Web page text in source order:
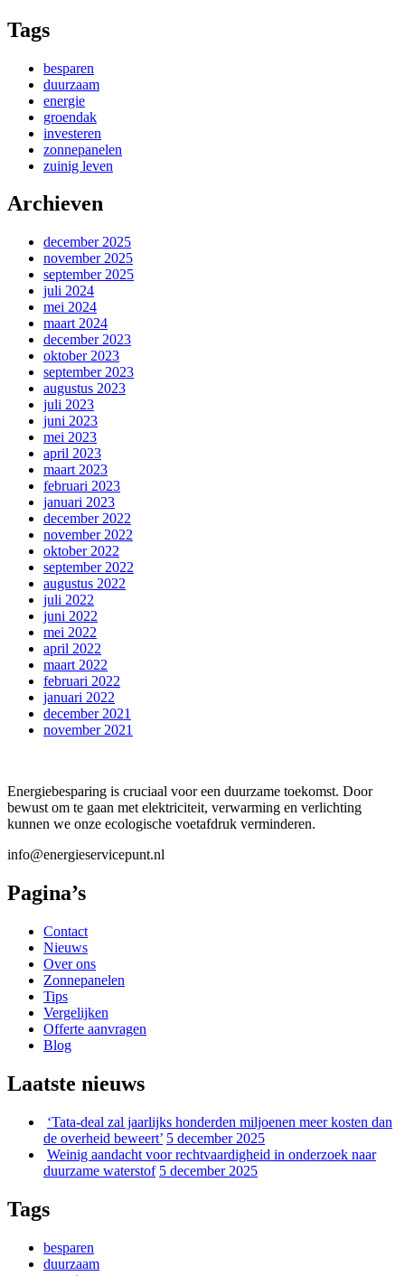
Tags
besparen
duurzaam
energie
groendak
investeren
zonnepanelen
zuinig leven
Archieven
december 2025
november 2025
september 2025
juli 2024
mei 2024
maart 2024
december 2023
oktober 2023
september 2023
augustus 2023
juli 2023
juni 2023
mei 2023
april 2023
maart 2023
februari 2023
januari 2023
december 2022
november 2022
oktober 2022
september 2022
augustus 2022
juli 2022
juni 2022
mei 2022
april 2022
maart 2022
februari 2022
januari 2022
december 2021
november 2021
Energiebesparing is cruciaal voor een duurzame toekomst. Door
bewust om te gaan met elektriciteit, verwarming en verlichting
kunnen we onze ecologische voetafdruk verminderen.
info@energieservicepunt.nl
Pagina’s
Contact
Nieuws
Over ons
Zonnepanelen
Tips
Vergelijken
Offerte aanvragen
Blog
Laatste nieuws
‘Tata-deal zal jaarlijks honderden miljoenen meer kosten dan
de overheid beweert’ 5 december 2025
Weinig aandacht voor rechtvaardigheid in onderzoek naar
duurzame waterstof 5 december 2025
Tags
besparen
duurzaam